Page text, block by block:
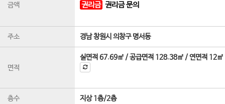
금액 권리금 권리금 문의
주소 경남 창원시 의창구 명서동
면적
실면적67.69㎡ /공급면적 128.38㎡ /연면적 12㎡
층수 지상 1층/2층